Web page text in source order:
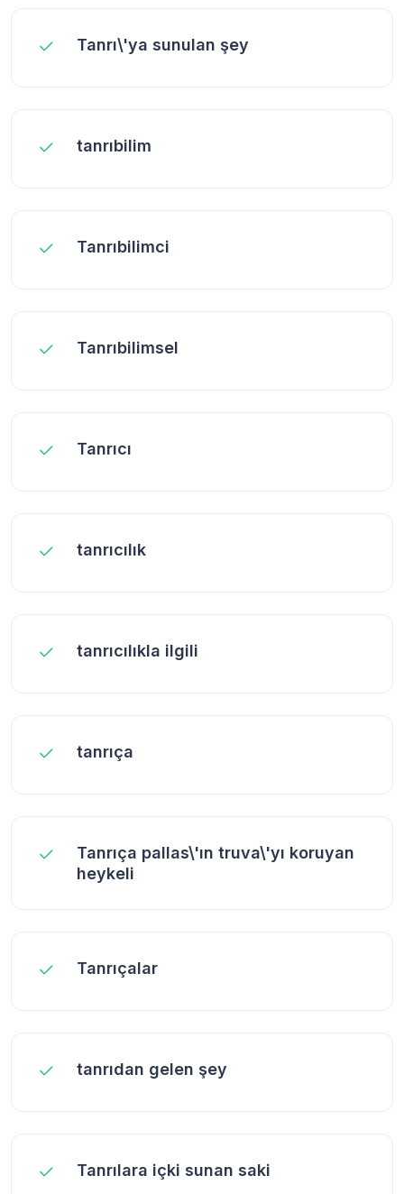
Tanrı\'ya sunulan şey
tanrıbilim
Tanrıbilimci
Tanrıbilimsel
Tanrıcı
tanrıcılık
tanrıcılıkla ilgili
tanrıça
Tanrıça pallas\'ın truva\'yı koruyan
heykeli
Tanrıçalar
tanrıdan gelen şey
Tanrılara içki sunan saki